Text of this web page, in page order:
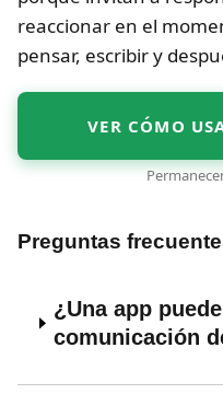
reaccionar en el
pensar, escribir y
VER CÓMO
Preguntas
¿Una app
comunicación